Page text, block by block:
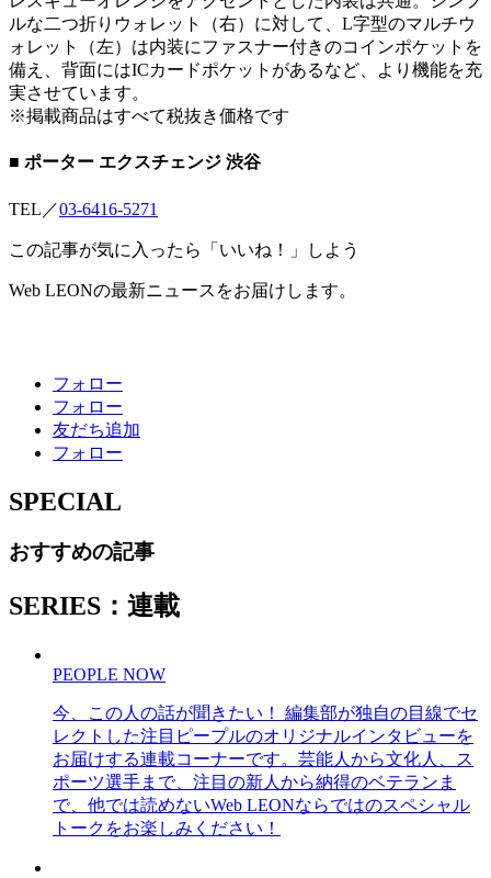
ルな二つ折りウォレット（右）に対して、L字型のマルチウ
ォレット（左）は内装にファスナー付きのコインポケットを
備え、背面にはICカードポケットがあるなど、より機能を充
実させています。
※掲載商品はすべて税抜き価格です
■ ポーター エクスチェンジ 渋谷
TEL／03-6416-5271
この記事が気に入ったら「いいね！」しよう
Web LEONの最新ニュースをお届けします。
フォロー
フォロー
友だち追加
フォロー
SPECIAL
おすすめの記事
SERIES：連載
PEOPLE NOW
今、この人の話が聞きたい！ 編集部が独自の目線でセ
レクトした注目ピープルのオリジナルインタビューを
お届けする連載コーナーです。芸能人から文化人、ス
ポーツ選手まで、注目の新人から納得のベテランま
で、他では読めないWeb LEONならではのスペシャル
トークをお楽しみください！